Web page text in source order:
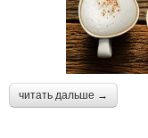
читать дальше →